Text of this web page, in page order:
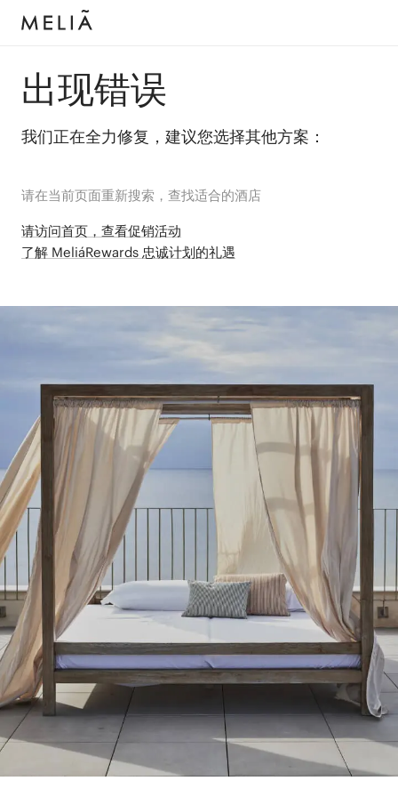
出现错误
我们正在全力修复，建议您选择其他方案：
请在当前页面重新搜索，查找适合的酒店
请访问首页，查看促销活动
了解 MeliáRewards 忠诚计划的礼遇